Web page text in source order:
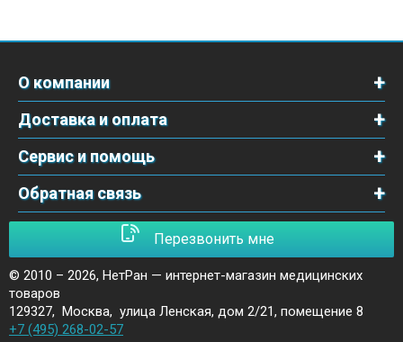
О компании
Доставка и оплата
Сервис и помощь
Обратная связь
Перезвонить мне
© 2010 – 2026, НетРан — интернет-магазин медицинских
товаров
129327, Москва, улица Ленская, дом 2/21, помещение 8
+7 (495) 268-02-57